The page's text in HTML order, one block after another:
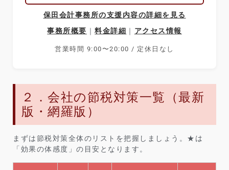
保田会計事務所の支援内容の詳細を見る
事務所概要 ｜料金詳細 ｜ アクセス情報
営業時間 9:00〜20:00 / 定休日なし
２．会社の節税対策一覧（最新
版・網羅版）
まずは節税対策全体のリストを把握しましょう。★は
「効果の体感度」の目安となります。